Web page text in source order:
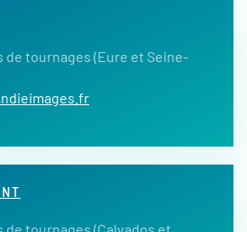
de tournages (Eure et Seine-